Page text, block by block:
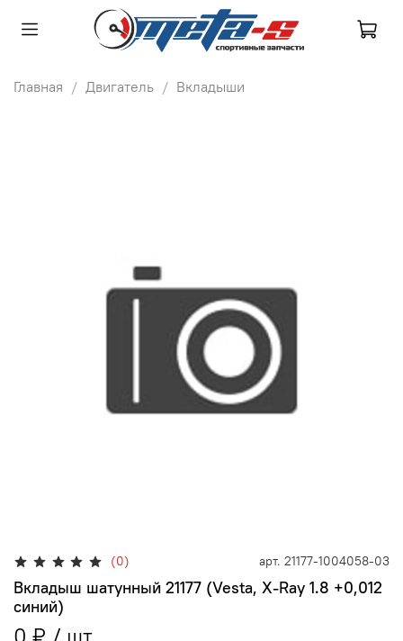
Главная Двигатель Вкладыши
(0) арт. 21177-1004058-03
Вкладыш шатунный 21177 (Vesta, X-Ray 1.8 +0,012
синий)
0 ₽